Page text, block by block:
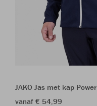
JAKO Jas met kap Power
vanaf € 54,99